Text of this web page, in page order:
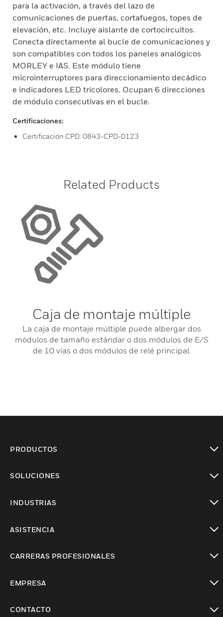
para la activación, a través del lazo de
comunicaciones de puertas, cortafuegos, topes de
elevación, etc. Incluye aislante de cortocircuitos.
Conecta directamente al bucle de comunicaciones y
son compatibles con todos los paneles analógicos
MORLEY e IAS. Este módulo tiene
microinterruptores para direccionamiento decádico
e indicadores LED tricolores. Ocupan 6 direcciones
de módulo consecutivas en el bucle.
Certificaciones:
Certificación CPD: 0843-CPD-0123
Related Products
Caja de montaje múltiple
La caja de montaje múltiple puede albergar dos
módulos de tamaño estándar o dos módulos de E/S
de 10 vías o dos módulos de relé principal.
PRODUCTOS
SOLUCIONES
INDUSTRIAS
ASISTENCIA
CARRERAS PROFESIONALES
EMPRESA
CONTACTO